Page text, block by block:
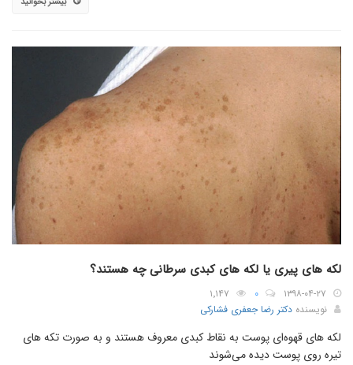
لکه های پیری یا لکه های کبدی سرطانی چه هستند؟
۱۳۹۸-۰۴-۲۷ ۰
۱٬۱۴۷
نویسنده دکتر رضا جعفری فشارکی
لکه های قهوه‌ای پوست به نقاط کبدی معروف هستند و به صورت تکه های
تیره روی پوست دیده می‌شوند